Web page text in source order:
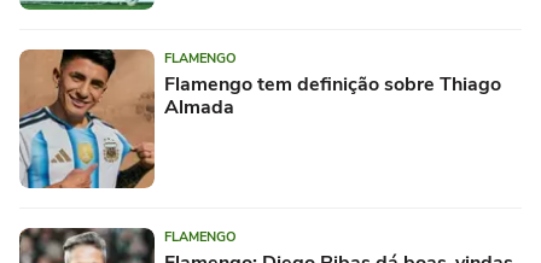
FLAMENGO
Flamengo tem definição sobre Thiago
Almada
FLAMENGO